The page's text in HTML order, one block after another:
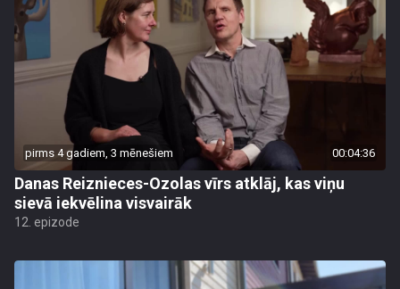
pirms 4 gadiem, 3 mēnešiem 00:04:36
Danas Reiznieces-Ozolas vīrs atklāj, kas viņu
sievā iekvēlina visvairāk
12. epizode